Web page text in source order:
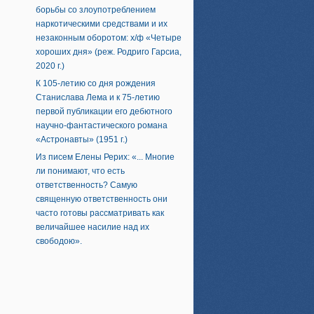
борьбы со злоупотреблением
наркотическими средствами и их
незаконным оборотом: х/ф «Четыре
хороших дня» (реж. Родриго Гарсиа,
2020 г.)
К 105-летию со дня рождения
Станислава Лема и к 75-летию
первой публикации его дебютного
научно-фантастического романа
«Астронавты» (1951 г.)
Из писем Елены Рерих: «... Многие
ли понимают, что есть
ответственность? Самую
священную ответственность они
часто готовы рассматривать как
величайшее насилие над их
свободою».